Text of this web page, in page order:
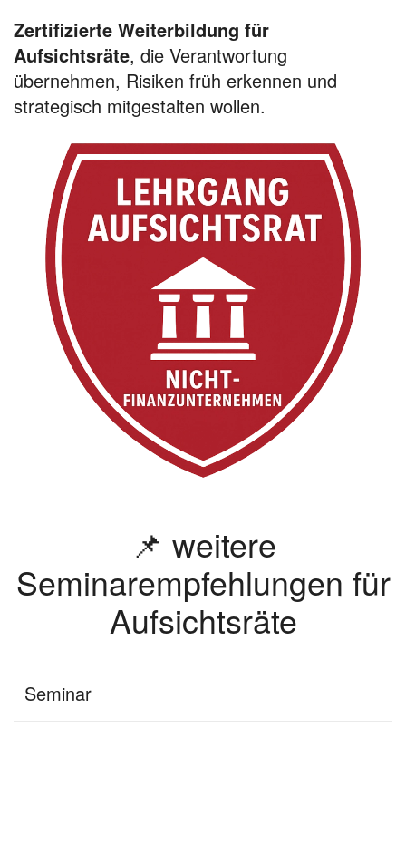
Zertifizierte Weiterbildung für
Aufsichtsräte, die Verantwortung
übernehmen, Risiken früh erkennen und
strategisch mitgestalten wollen.
📌 weitere
Seminarempfehlungen für
Aufsichtsräte
Seminar